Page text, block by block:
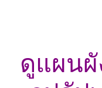
ดูแผน